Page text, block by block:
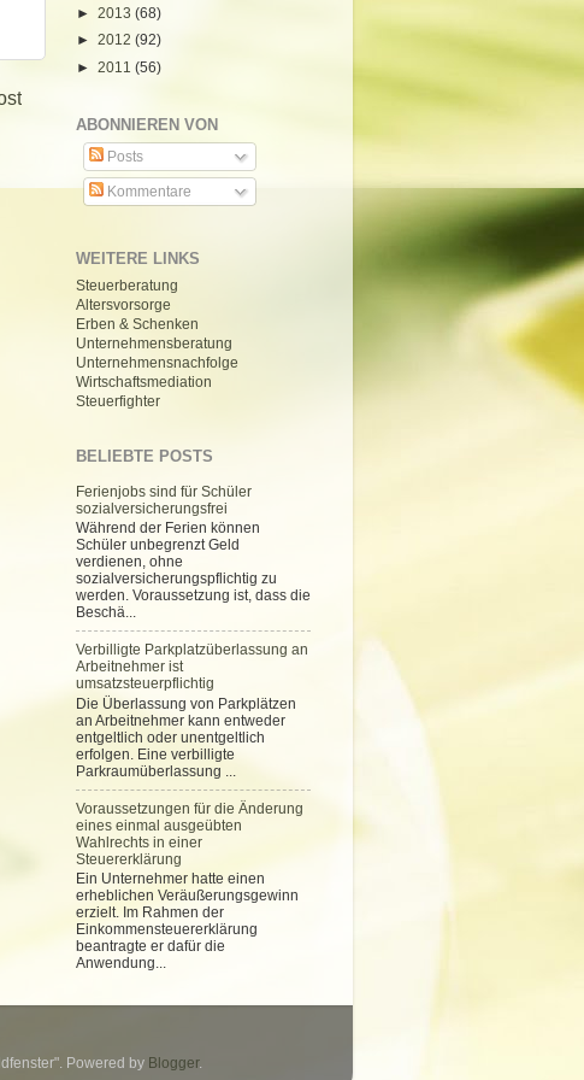
► 2013 (68)
► 2012 (92)
► 2011 (56)
ABONNIEREN VON
Posts
Kommentare
WEITERE LINKS
Steuerberatung
Altersvorsorge
Erben & Schenken
Unternehmensberatung
Unternehmensnachfolge
Wirtschaftsmediation
Steuerfighter
BELIEBTE POSTS
Ferienjobs sind für Schüler
sozialversicherungsfrei
Während der Ferien können
Schüler unbegrenzt Geld
verdienen, ohne
sozialversicherungspflichtig zu
werden. Voraussetzung ist, dass die
Beschä...
Verbilligte Parkplatzüberlassung an
Arbeitnehmer ist
umsatzsteuerpflichtig
Die Überlassung von Parkplätzen
an Arbeitnehmer kann entweder
entgeltlich oder unentgeltlich
erfolgen. Eine verbilligte
Parkraumüberlassung ...
Voraussetzungen für die Änderung
eines einmal ausgeübten
Wahlrechts in einer
Steuererklärung
Ein Unternehmer hatte einen
erheblichen Veräußerungsgewinn
erzielt. Im Rahmen der
Einkommensteuererklärung
beantragte er dafür die
Anwendung...
Powered by Blogger.